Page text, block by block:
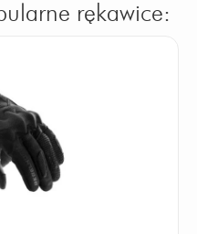
rękawice: